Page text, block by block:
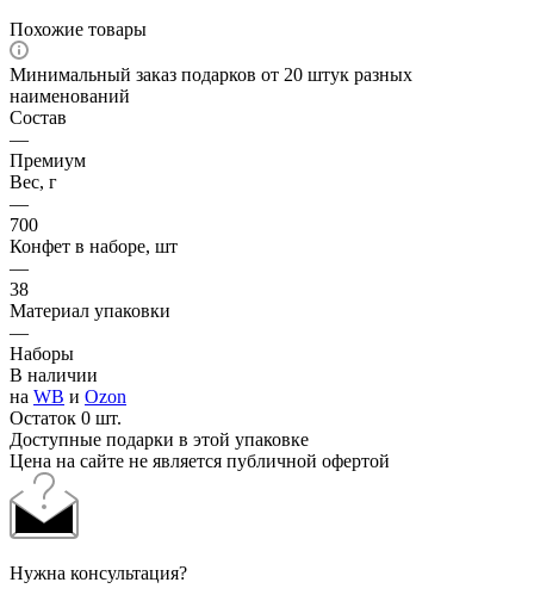
Похожие товары
Минимальный заказ подарков от 20 штук разных
наименований
Состав
—
Премиум
Вес, г
—
700
Конфет в наборе, шт
—
38
Материал упаковки
—
Наборы
В наличии
на WB и Ozon
Остаток 0 шт.
Доступные подарки в этой упаковке
Цена на сайте не является публичной офертой
Нужна консультация?